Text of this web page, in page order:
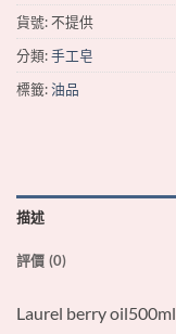
貨號:不提供
分類:手工皂
標籤:油品
描述
評價 (0)
Laurel berry oil500ml